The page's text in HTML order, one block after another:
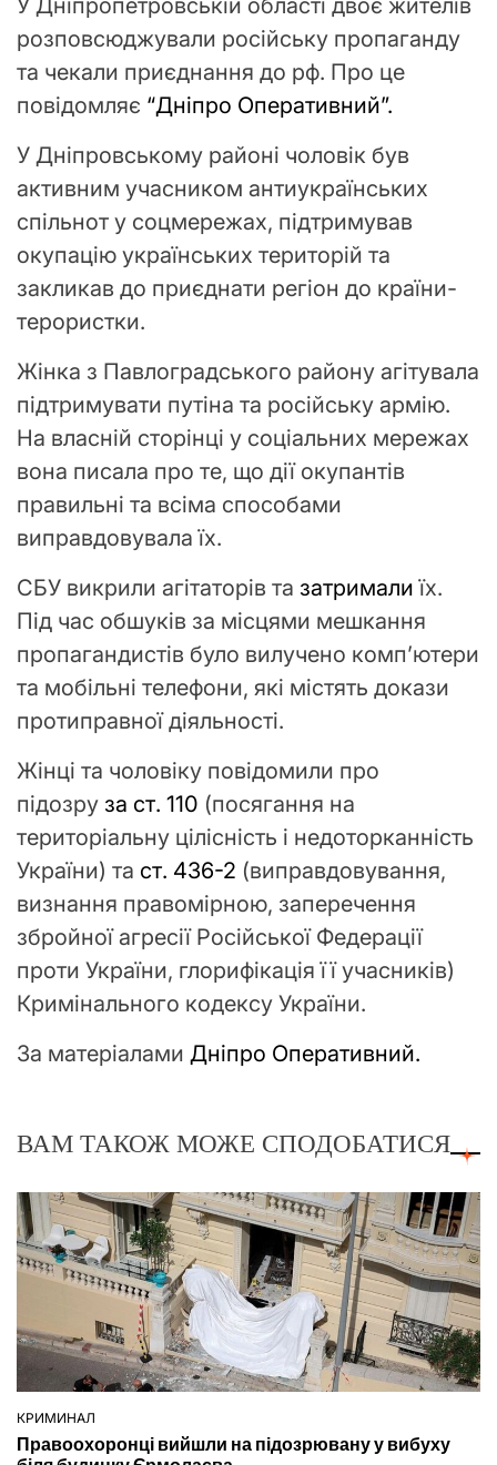
розповсюджували російську пропаганду
та чекали приєднання до рф. Про це
повідомляє “Дніпро Оперативний”.
У Дніпровському районі чоловік був
активним учасником антиукраїнських
спільнот у соцмережах, підтримував
окупацію українських територій та
закликав до приєднати регіон до країни-
терористки.
Жінка з Павлоградського району агітувала
підтримувати путіна та російську армію.
На власній сторінці у соціальних мережах
вона писала про те, що дії окупантів
правильні та всіма способами
виправдовувала їх.
СБУ викрили агітаторів та затрималиїх.
Під час обшуків за місцями мешкання
пропагандистів було вилучено комп’ютери
та мобільні телефони, які містять докази
протиправної діяльності.
Жінці та чоловіку повідомили про
підозру за ст. 110 (посягання на
територіальну цілісність і недоторканність
України) та ст. 436-2 (виправдовування,
визнання правомірною, заперечення
збройної агресії Російської Федерації
проти України, глорифікація її учасників)
Кримінального кодексу України.
За матеріалами Дніпро Оперативний.
ВАМ ТАКОЖ МОЖЕ СПОДОБАТИСЯ
ОПУБЛІКУВАТИ
КРИМИНАЛ
Правоохоронці вийшли на підозрювану у вибуху